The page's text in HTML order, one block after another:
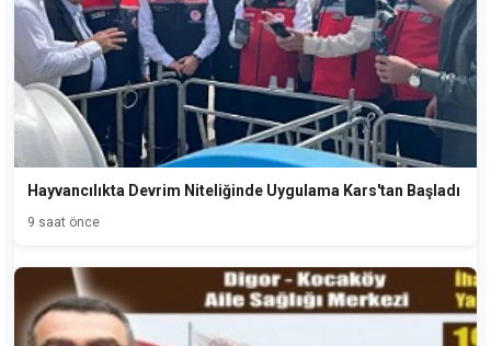
Hayvancılıkta Devrim Niteliğinde Uygulama Kars'tan Başladı
9 saat önce